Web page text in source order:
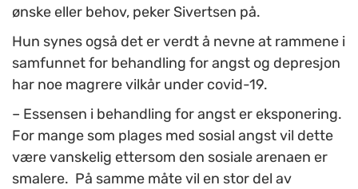
ønske eller behov, peker Sivertsen på.
Hun synes også det er verdt å nevne at rammene i
samfunnet for behandling for angst og depresjon
har noe magrere vilkår under covid-19.
– Essensen i behandling for angst er eksponering.
For mange som plages med sosial angst vil dette
være vanskelig ettersom den sosiale arenaen er
smalere. På samme måte vil en stor del av